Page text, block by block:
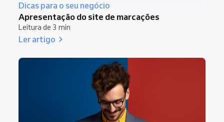
Dicas para o seu negócio
Apresentação do site de marcações
Leitura de 3 min
Ler artigo